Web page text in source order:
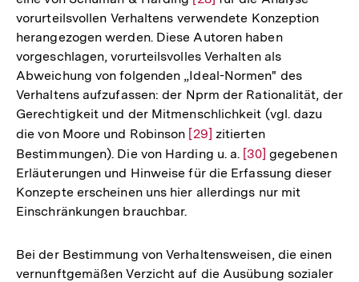
Auflösung
der
Fußnote
vorurteilsvollen Verhaltens verwendete Konzeption
herangezogen werden. Diese Autoren haben
vorgeschlagen, vorurteilsvolles Verhalten als
Abweichung von folgenden „Ideal-Normen" des
Verhaltens aufzufassen: der Nprm der Rationalität, der
Gerechtigkeit und der Mitmenschlichkeit (vgl. dazu
die von Moore und Robinson Zur
Auflösung
der
Fußnote
[29] zitierten
Bestimmungen). Die von Harding u. a. Zur
Auflösung
der
[30] gegebenen
Erläuterungen und Hinweise für die Erfassung dieser
Konzepte erscheinen uns hier allerdings nur mit
Einschränkungen brauchbar.
Bei der Bestimmung von Verhaltensweisen, die einen
vernunftgemäßen Verzicht auf die Ausübung sozialer